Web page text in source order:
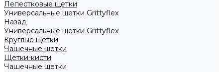
Лепестковые щетки
Универсальные щетки Grittyflex
Назад
Универсальные щетки Grittyflex
Круглые щетки
Чашечные щетки
Щетки-кисти
Чашечные щетки